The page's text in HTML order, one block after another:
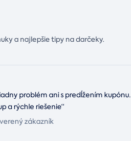
a najlepšie tipy na darčeky.
problém ani s predĺžením kupónu.
a rýchle riešenie“
zákazník